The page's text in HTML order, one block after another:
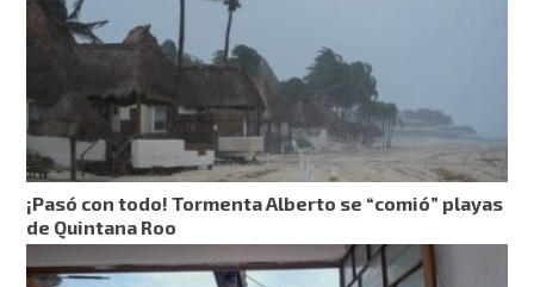
¡Pasó con todo! Tormenta Alberto se “comió” playas
de Quintana Roo